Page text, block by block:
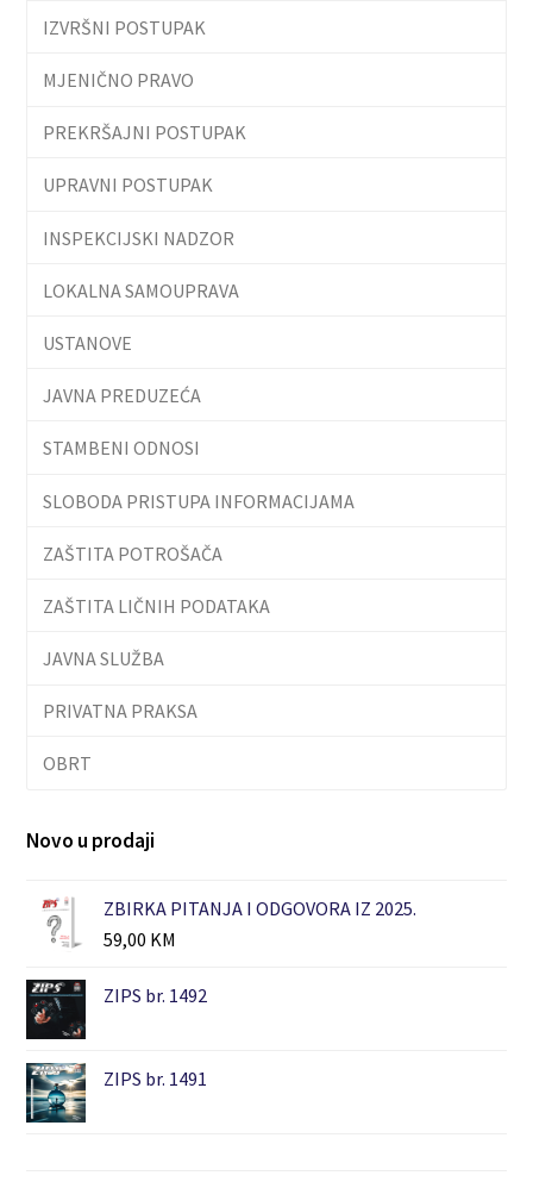
IZVRŠNI POSTUPAK
MJENIČNO PRAVO
PREKRŠAJNI POSTUPAK
UPRAVNI POSTUPAK
INSPEKCIJSKI NADZOR
LOKALNA SAMOUPRAVA
USTANOVE
JAVNA PREDUZEĆA
STAMBENI ODNOSI
SLOBODA PRISTUPA INFORMACIJAMA
ZAŠTITA POTROŠAČA
ZAŠTITA LIČNIH PODATAKA
JAVNA SLUŽBA
PRIVATNA PRAKSA
OBRT
Novo u prodaji
ZBIRKA PITANJA I ODGOVORA IZ 2025.
59,00 KM
ZIPS br. 1492
ZIPS br. 1491